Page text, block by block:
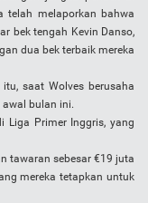
telah melaporkan bahwa
bek tengah Kevin Danso,
dua bek terbaik mereka
saat Wolves berusaha
bulan ini.
Liga Primer Inggris, yang
tawaran sebesar €19 juta
mereka tetapkan untuk